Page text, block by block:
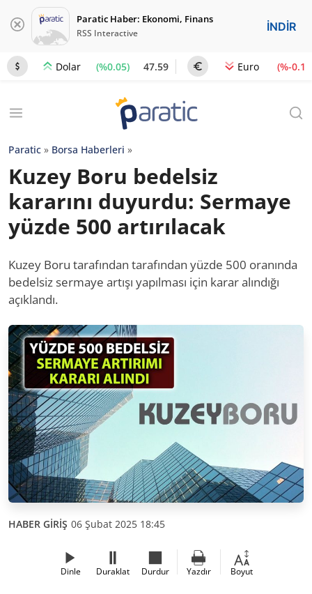
Paratic Haber: Ekonomi, Finans
RSS Interactive İNDİR
Dolar (%0.05) 47.59 Euro (%-0.1)
Paratic » Borsa Haberleri »
Kuzey Boru bedelsiz
kararını duyurdu: Sermaye
yüzde 500 artırılacak
Kuzey Boru tarafından tarafından yüzde 500 oranında
bedelsiz sermaye artışı yapılması için karar alındığı
açıklandı.
HABER GİRİŞ 06 Şubat 2025 18:45
Dinle Duraklat Durdur Yazdır Boyut